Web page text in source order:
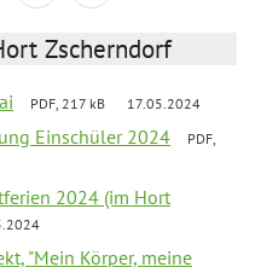
Zscherndorf
PDF, 217 kB 17.05.2024
Einschüler 2024
PDF,
2024 (im Hort
"Mein Körper, meine